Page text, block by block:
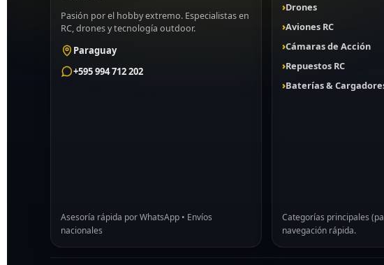
Pasión por el hobby extremo. Especialistas en
RC, drones y tecnología outdoor.
Paraguay
+595 994 712 202
Asesoría rápida por WhatsApp • Envíos
nacionales
Drones
Aviones RC
Cámaras de Acción
Repuestos RC
Baterías &
Categorías principales
navegación rápida.